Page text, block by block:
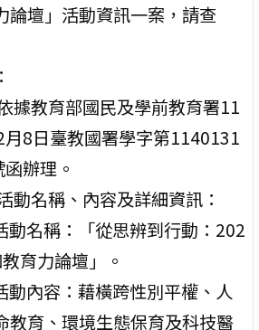
論壇」活動資訊一案，請查
據教育部國民及學前教育署11
月8日臺教國署學字第1140131
辦理。
動名稱、內容及詳細資訊：
動名稱：「從思辨到行動：202
育力論壇」。
動內容：藉橫跨性別平權、人
教育、環境生態保育及科技醫